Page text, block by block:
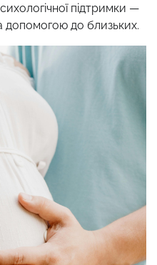
підтримки —
допомогою до близьких.